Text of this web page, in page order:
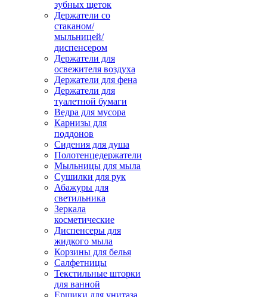
зубных щеток
Держатели со
стаканом/
мыльницей/
диспенсером
Держатели для
освежителя воздуха
Держатели для фена
Держатели для
туалетной бумаги
Ведра для мусора
Карнизы для
поддонов
Сидения для душа
Полотенцедержатели
Мыльницы для мыла
Сушилки для рук
Абажуры для
светильника
Зеркала
косметические
Диспенсеры для
жидкого мыла
Корзины для белья
Салфетницы
Текстильные шторки
для ванной
Ершики для унитаза